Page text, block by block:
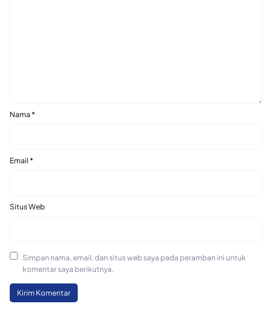
Nama *
Email *
Situs Web
Simpan nama, email, dan situs web saya pada peramban ini untuk
komentar saya berikutnya.